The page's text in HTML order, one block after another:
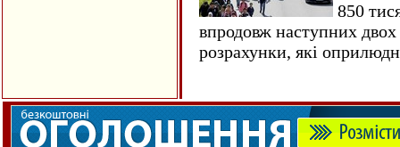
850
впродовж наступних
розрахунки, які